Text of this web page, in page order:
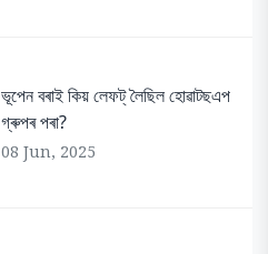
ভূপেন বৰাই কিয় লেফট্ লৈছিল হোৱাটছএপ
গ্ৰুপৰ পৰা?
08 Jun, 2025